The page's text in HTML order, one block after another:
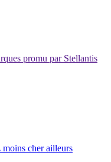
promu par Stellantis
cher ailleurs